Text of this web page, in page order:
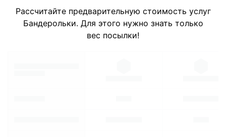
Рассчитайте предварительную стоимость услуг
Бандерольки. Для этого нужно знать только
вес посылки!